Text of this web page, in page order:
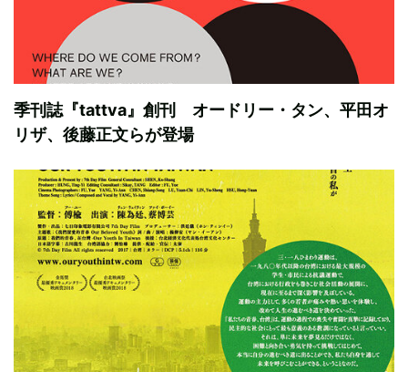
季刊誌『tattva』創刊 オードリー・タン、平田オ
リザ、後藤正文らが登場